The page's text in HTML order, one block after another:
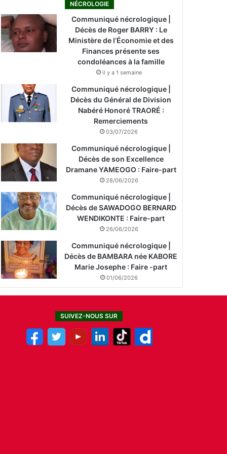
NÉCROLOGIE
Communiqué nécrologique |
Décès de Roger BARRY : Le
Ministère de l’Économie et des
Finances présente ses
condoléances à la famille
il y a 1 semaine
Communiqué nécrologique |
Décès du Général de Division
Nabéré Honoré TRAORÉ :
Remerciements
03/07/2026
Communiqué nécrologique |
Décès de son Excellence
Dramane YAMEOGO : Faire-part
28/06/2026
Communiqué nécrologique |
Décès de SAWADOGO BERNARD
WENDIKONTE : Faire-part
26/06/2026
Communiqué nécrologique |
Décès de BAMBARA née KABORE
Marie Josephe : Faire -part
01/06/2026
SUIVEZ-NOUS SUR